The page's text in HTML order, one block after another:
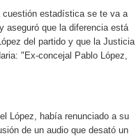
cuestión estadística se te va a
aseguró que la diferencia está
del partido y que la Justicia
"Ex-concejal Pablo López,
López, había renunciado a su
de un audio que desató un